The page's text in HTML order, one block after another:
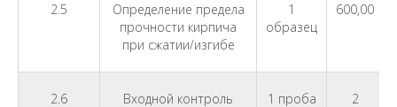
2.5
Определение предела
прочности кирпича
при сжатии/изгибе
1
образец
600,00
2.6
Входной контроль
1 проба
2